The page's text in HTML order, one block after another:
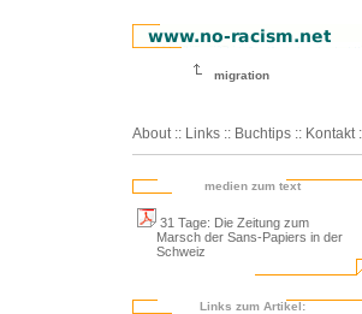
migration
About :: Links :: Buchtips :: Kontakt
medien zum text
31 Tage: Die Zeitung zum
Marsch der Sans-Papiers in der
Schweiz
Links zum Artikel: